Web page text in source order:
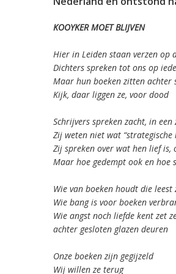
KOOYKER MOET BLIJVEN
Hier in Leiden staan verzen op
Dichters spreken tot ons op
Maar hun boeken zitten achter
Kijk, daar liggen ze, voor dood
Schrijvers spreken zacht, in
Zij weten niet wat
Zij spreken over wat hen lief is,
Maar hoe gedempt ook en hoe
Wie van boeken houdt die leest
Wie bang is voor boeken
Wie angst noch liefde kent zet
achter gesloten glazen deuren
Onze boeken zijn gegijzeld
Wij willen ze terug